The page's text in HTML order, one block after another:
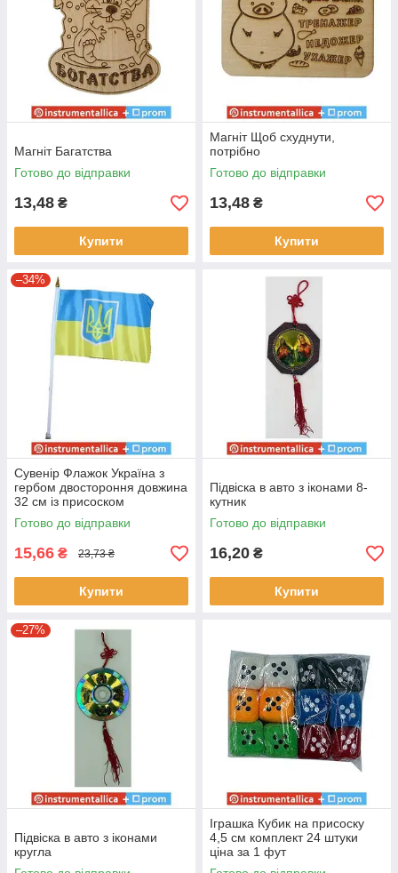
Магніт Багатства
Готово до відправки
13,48 ₴
Купити
Магніт Щоб схуднути,
потрібно
Готово до відправки
13,48 ₴
Купити
–34%
Сувенір Флажок Україна з
гербом двостороння довжина
32 см із присоском
Готово до відправки
15,66 ₴ 23,73 ₴
Купити
Підвіска в авто з іконами 8-
кутник
Готово до відправки
16,20 ₴
Купити
–27%
Підвіска в авто з іконами
кругла
Іграшка Кубик на присоску
4,5 см комплект 24 штуки
ціна за 1 фут